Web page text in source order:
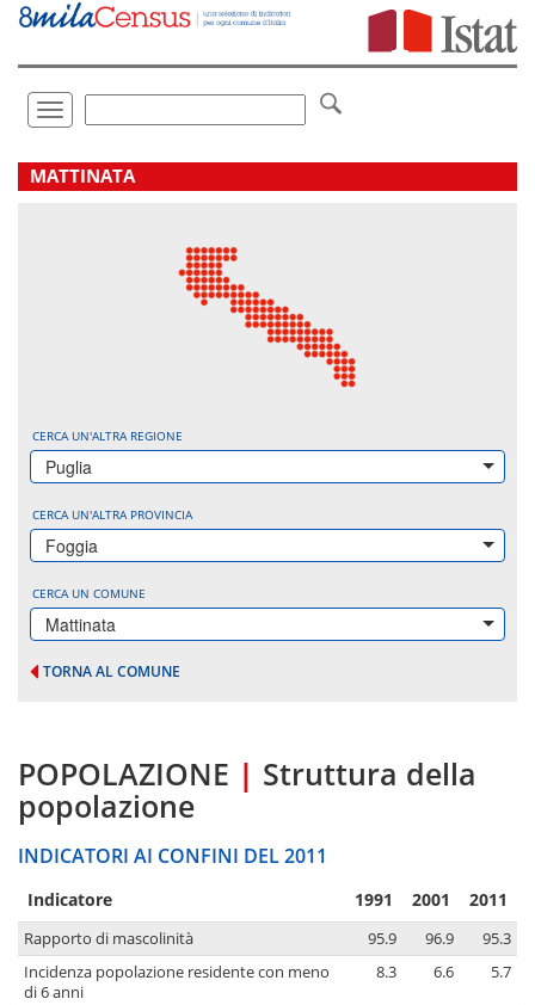
Vai
direttamente
Toggle
navigation
.
MATTINATA
CERCA UN'ALTRA REGIONE
Puglia
CERCA UN'ALTRA PROVINCIA
Foggia
CERCA UN COMUNE
Mattinata
TORNA AL COMUNE
POPOLAZIONE | Struttura della
popolazione
INDICATORI AI CONFINI DEL 2011
Indicatore 1991 2001 2011
Rapporto di mascolinità 95.9 96.9
95.3
Incidenza popolazione residente con meno
di 6 anni
8.3 6.6 5.7